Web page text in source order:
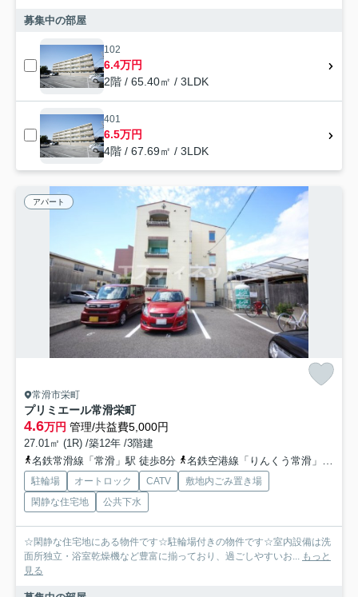
募集中の部屋
102
6.4万円
2階 / 65.40㎡ / 3LDK
401
6.5万円
4階 / 67.69㎡ / 3LDK
アパート
常滑市栄町
プリミエール常滑栄町
4.6万円 管理/共益費5,000円
27.01㎡ (1R) /築12年 /3階建
名鉄常滑線「常滑」駅 徒歩8分
名鉄空港線「りんくう常滑」駅 徒歩20分
駐輪場 オートロック CATV
敷地内ごみ置き場
閑静な住宅地
公共下水
☆閑静な住宅地にある物件です☆駐輪場付きの物件です☆室内設備は洗
面所独立・浴室乾燥機など豊富に揃っており、過ごしやすいお... もっと
見る